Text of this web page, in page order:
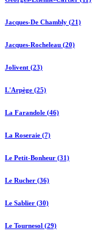
Jacques-De Chambly (21)
Jacques-Rocheleau (20)
Jolivent (23)
L'Arpège (25)
La Farandole (46)
La Roseraie (7)
Le Petit-Bonheur (31)
Le Rucher (36)
Le Sablier (30)
Le Tournesol (29)